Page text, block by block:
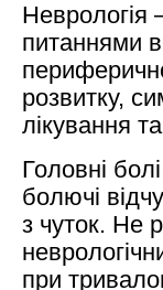
Неврологія
питаннями
розвитку,
лікування
Головні
болючі
з чуток. Не
при